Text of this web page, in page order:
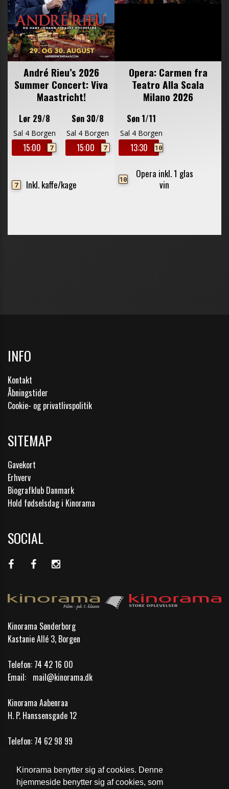
Kinorama benytter sig af cookies. Denne
hjemmeside benytter sig af cookies, som
INFO
Kontakt
Åbningstider
Cookie- og privatlivspolitik
SITEMAP
Gavekort
Erhverv
Biografklub Danmark
Hold fødselsdag i Kinorama
SOCIAL
Kinorama Sønderborg
Kastanie Allé 3, Borgen
Telefon: 74 42 16 00
Email: mail@kinorama.dk
Kinorama Aabenraa
H. P. Hanssensgade 12
Telefon: 74 62 98 99
Cookie- og privatlivspolitik